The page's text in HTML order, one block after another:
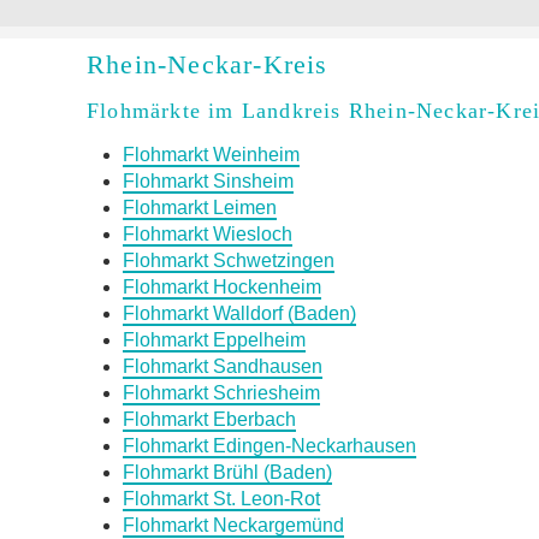
Rhein-Neckar-Kreis
Flohmärkte im Landkreis Rhein-Neckar-
Flohmarkt Weinheim
Flohmarkt Sinsheim
Flohmarkt Leimen
Flohmarkt Wiesloch
Flohmarkt Schwetzingen
Flohmarkt Hockenheim
Flohmarkt Walldorf (Baden)
Flohmarkt Eppelheim
Flohmarkt Sandhausen
Flohmarkt Schriesheim
Flohmarkt Eberbach
Flohmarkt Edingen-Neckarhausen
Flohmarkt Brühl (Baden)
Flohmarkt St. Leon-Rot
Flohmarkt Neckargemünd